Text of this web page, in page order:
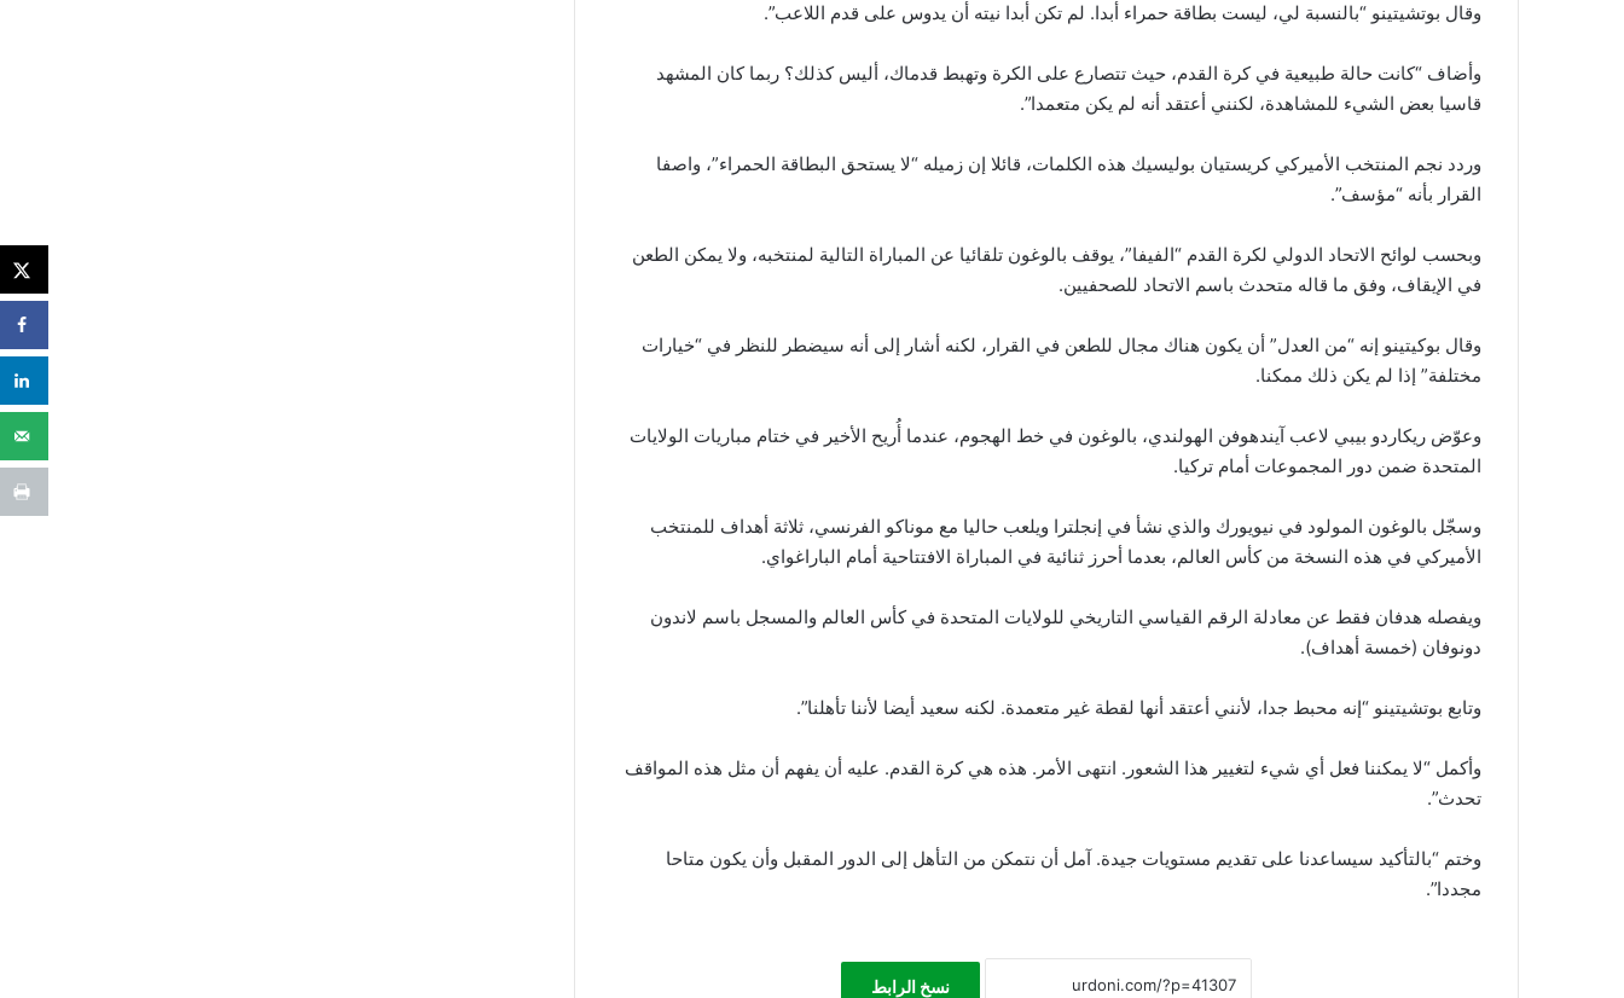
وقال بوتشيتينو “بالنسبة لي، ليست بطاقة حمراء أبدا. لم تكن أبدا نيته أن يدوس على قدم اللاعب”.
وأضاف “كانت حالة طبيعية في كرة القدم، حيث تتصارع على الكرة وتهبط قدماك، أليس كذلك؟ ربما كان المشهد
قاسيا بعض الشيء للمشاهدة، لكنني أعتقد أنه لم يكن متعمدا”.
وردد نجم المنتخب الأميركي كريستيان بوليسيك هذه الكلمات، قائلا إن زميله “لا يستحق البطاقة الحمراء”، واصفا
القرار بأنه “مؤسف”.
وبحسب لوائح الاتحاد الدولي لكرة القدم “الفيفا”، يوقف بالوغون تلقائيا عن المباراة التالية لمنتخبه، ولا يمكن الطعن
في الإيقاف، وفق ما قاله متحدث باسم الاتحاد للصحفيين.
وقال بوكيتينو إنه “من العدل” أن يكون هناك مجال للطعن في القرار، لكنه أشار إلى أنه سيضطر للنظر في “خيارات
مختلفة” إذا لم يكن ذلك ممكنا.
وعوّض ريكاردو بيبي لاعب آيندهوفن الهولندي، بالوغون في خط الهجوم، عندما أُريح الأخير في ختام مباريات الولايات
المتحدة ضمن دور المجموعات أمام تركيا.
وسجّل بالوغون المولود في نيويورك والذي نشأ في إنجلترا ويلعب حاليا مع موناكو الفرنسي، ثلاثة أهداف للمنتخب
الأميركي في هذه النسخة من كأس العالم، بعدما أحرز ثنائية في المباراة الافتتاحية أمام الباراغواي.
ويفصله هدفان فقط عن معادلة الرقم القياسي التاريخي للولايات المتحدة في كأس العالم والمسجل باسم لاندون
دونوفان (خمسة أهداف).
وتابع بوتشيتينو “إنه محبط جدا، لأنني أعتقد أنها لقطة غير متعمدة. لكنه سعيد أيضا لأننا تأهلنا”.
وأكمل “لا يمكننا فعل أي شيء لتغيير هذا الشعور. انتهى الأمر. هذه هي كرة القدم. عليه أن يفهم أن مثل هذه المواقف
تحدث”.
وختم “بالتأكيد سيساعدنا على تقديم مستويات جيدة. آمل أن نتمكن من التأهل إلى الدور المقبل وأن يكون متاحا
مجددا”.
نسخ الرابط